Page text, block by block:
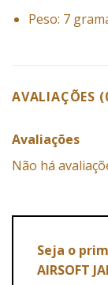
Peso: 7
AVALIAÇÕES
Avaliações
Não há
Seja o
AIRSOFT